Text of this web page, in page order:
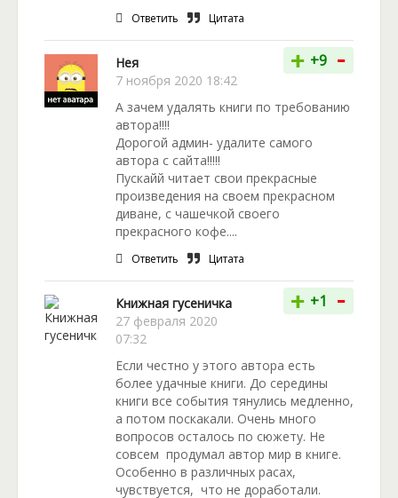
Ответить Цитата
Нея
7 ноября 2020 18:42
+ +9 -
А зачем удалять книги по требованию
автора!!!!
Дорогой админ- удалите самого
автора с сайта!!!!!
Пускайй читает свои прекрасные
произведения на своем прекрасном
диване, с чашечкой своего
прекрасного кофе....
Ответить Цитата
Книжная гусеничка
27 февраля 2020
07:32
+ +1 -
Если честно у этого автора есть
более удачные книги. До середины
книги все события тянулись медленно,
а потом поскакали. Очень много
вопросов осталось по сюжету. Не
совсем продумал автор мир в книге.
Особенно в различных расах,
чувствуется, что не доработали.